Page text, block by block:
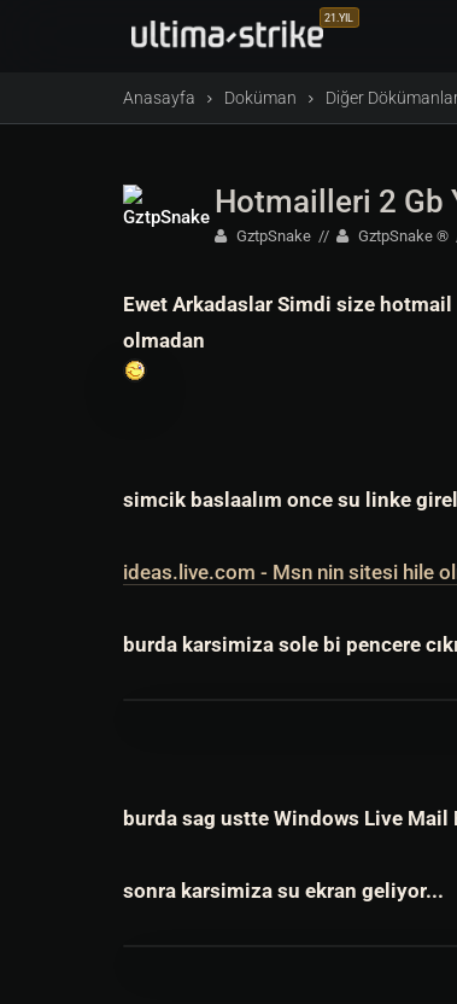
21.YIL
Anasayfa Doküman Diğer
Hotmailleri 2 Gb
GztpSnake GztpSnake ®
Ewet Arkadaslar Simdi size
olmadan
simcik baslaalım once su linke
ideas.live.com - Msn nin sitesi hile
burda karsimiza sole bi pencere
burda sag ustte Windows Live Mail
sonra karsimiza su ekran geliyor...